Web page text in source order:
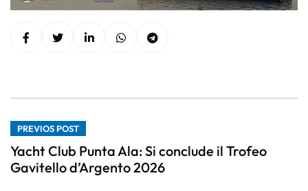
PREVIOS POST
Yacht Club Punta Ala: Si conclude il Trofeo
Gavitello d’Argento 2026